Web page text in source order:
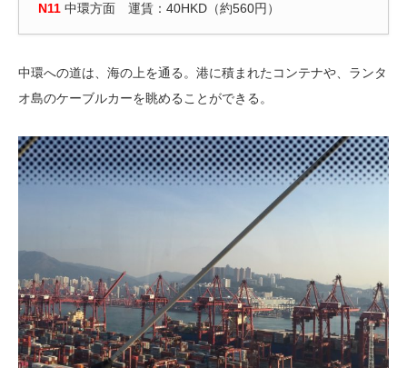
N11 中環方面 運賃：40HKD（約560円）
中環への道は、海の上を通る。港に積まれたコンテナや、ランタ
オ島のケーブルカーを眺めることができる。